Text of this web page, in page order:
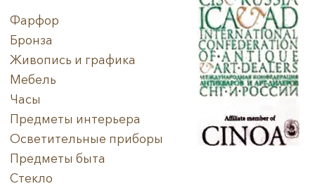
Фарфор
Бронза
Живопись и графика
Мебель
Часы
Предметы интерьера
Осветительные приборы
Предметы быта
Стекло